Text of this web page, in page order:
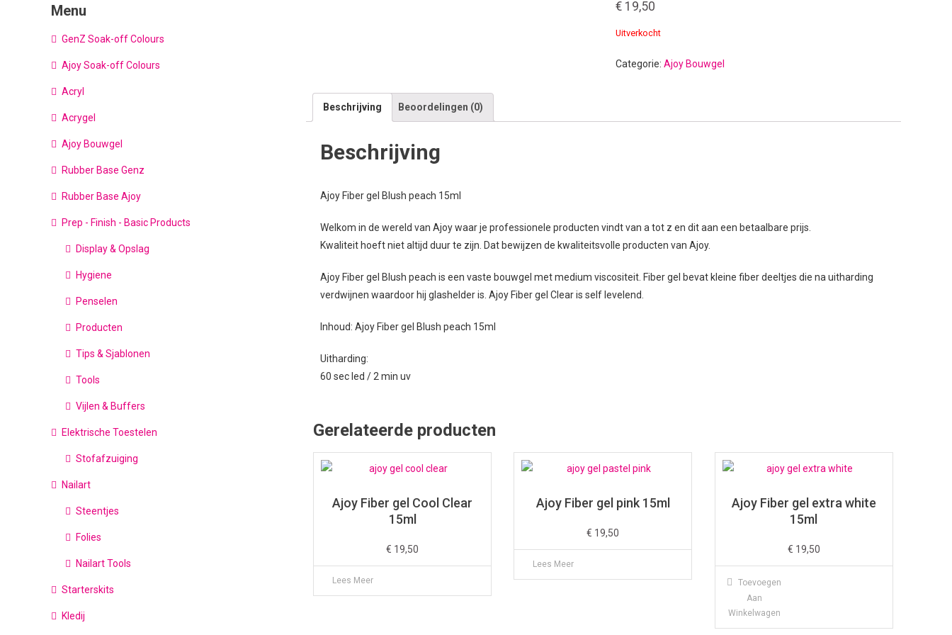
€19,50
Uitverkocht
Categorie: Ajoy Bouwgel
Beschrijving Beoordelingen (0)
Beschrijving
Ajoy Fiber gel Blush peach 15ml
Welkom in de wereld van Ajoy waar je professionele producten vindt van a tot z en dit aan een betaalbare prijs.
Kwaliteit hoeft niet altijd duur te zijn. Dat bewijzen de kwaliteitsvolle producten van Ajoy.
Ajoy Fiber gel Blush peach is een vaste bouwgel met medium viscositeit. Fiber gel bevat kleine fiber deeltjes die na uitharding
verdwijnen waardoor hij glashelder is. Ajoy Fiber gel Clear is self levelend.
Inhoud: Ajoy Fiber gel Blush peach 15ml
Uitharding:
60 sec led / 2 min uv
Gerelateerde producten
Ajoy Fiber gel Cool Clear
15ml
€ 19,50
Lees Meer
Ajoy Fiber gel pink 15ml
€ 19,50
Lees Meer
Ajoy Fiber gel extra white
15ml
€ 19,50
Toevoegen
Aan
Winkelwagen
Menu
GenZ Soak-off Colours
Ajoy Soak-off Colours
Acryl
Acrygel
Ajoy Bouwgel
Rubber Base Genz
Rubber Base Ajoy
Prep - Finish - Basic Products
Display & Opslag
Hygiene
Penselen
Producten
Tips & Sjablonen
Tools
Vijlen & Buffers
Elektrische Toestelen
Stofafzuiging
Nailart
Steentjes
Folies
Nailart Tools
Starterskits
Kledij